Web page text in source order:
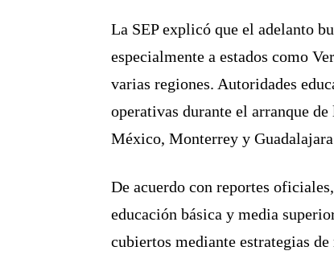
La SEP explicó que el adelanto
especialmente a estados como
varias regiones. Autoridades
operativas durante el arranque
México, Monterrey y
De acuerdo con reportes
educación básica y media
cubiertos mediante estrategias